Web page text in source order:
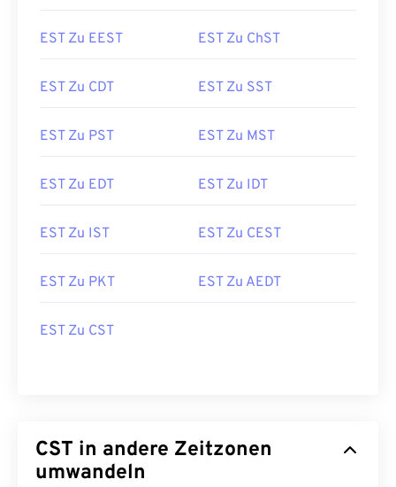
EST Zu EEST EST Zu ChST
EST Zu CDT EST Zu SST
EST Zu PST EST Zu MST
EST Zu EDT EST Zu IDT
EST Zu IST EST Zu CEST
EST Zu PKT EST Zu AEDT
EST Zu CST
CST in andere Zeitzonen
umwandeln